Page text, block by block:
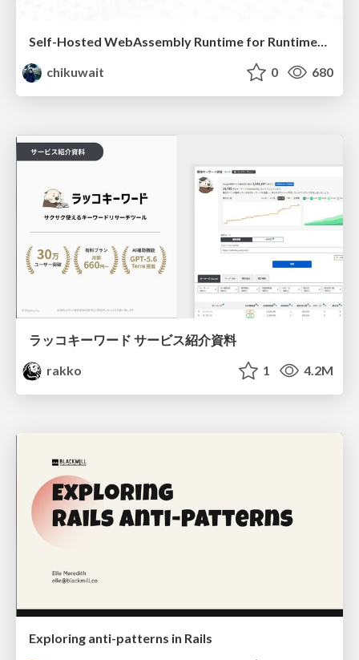
chikuwait
0 680
ラッコキーワード サービス紹介資料
rakko
1 4.2M
Exploring anti-patterns in Rails